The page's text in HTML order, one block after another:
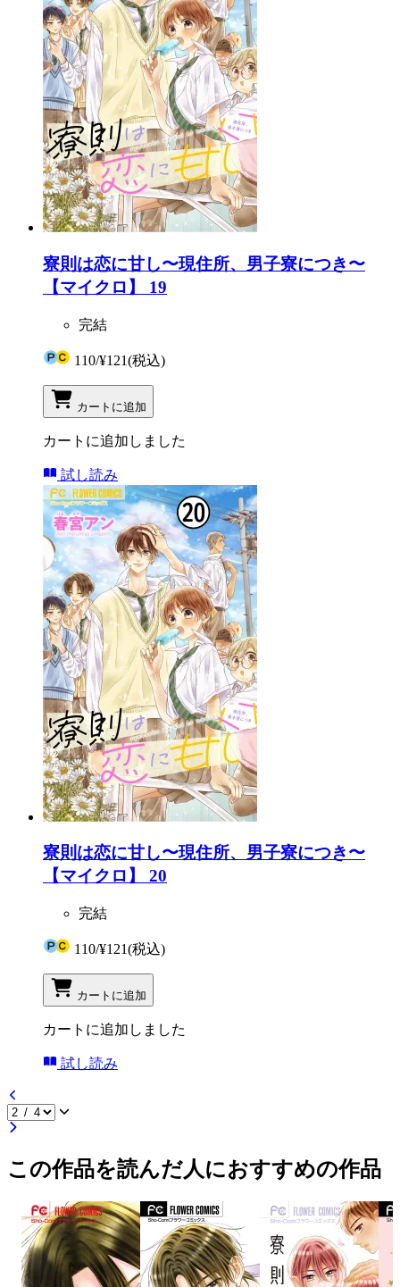
寮則は恋に甘し〜現住所、男子寮につき〜
【マイクロ】 19
完結
110/¥121(税込)
カートに追加
カートに追加しました
試し読み
寮則は恋に甘し〜現住所、男子寮につき〜
【マイクロ】 20
完結
110/¥121(税込)
カートに追加
カートに追加しました
試し読み
この作品を読んだ人におすすめの作品